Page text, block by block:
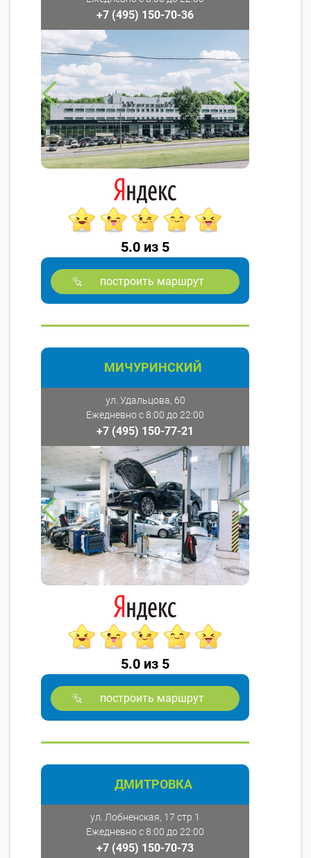
+7 (495) 150-70-36
5.0 из 5
построить маршрут
МИЧУРИНСКИЙ
ул. Удальцова, 60
Ежедневно с 8:00 до 22:00
+7 (495) 150-77-21
5.0 из 5
построить маршрут
ДМИТРОВКА
ул. Лобненская, 17 стр 1
Ежедневно с 8:00 до 22:00
+7 (495) 150-70-73